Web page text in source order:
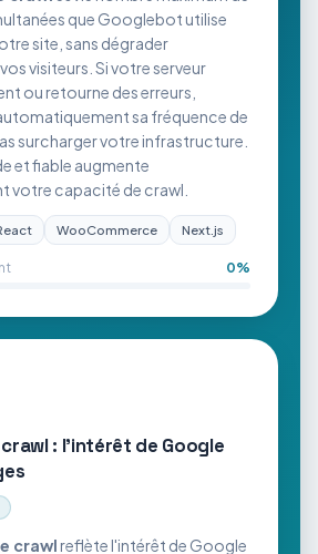
que Googlebot utilise
site, sans dégrader
visiteurs. Si votre serveur
ou retourne des erreurs,
sa fréquence de
surcharger votre infrastructure.
et fiable augmente
votre capacité de crawl.
WooCommerce Next.js
0%
: l'intérêt de Google
crawlreflète l'intérêt de Google